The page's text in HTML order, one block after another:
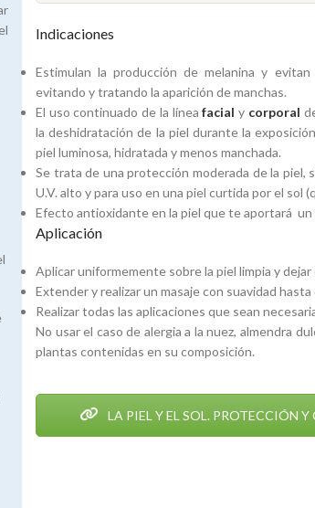
Indicaciones
Estimulan la producción de melanina y
evitando y tratando la aparición de manchas.
El uso continuado de la líneafacial y corporal
la deshidratación de la piel durante la
piel luminosa, hidratada y menos manchada.
Se trata de una protección moderada de la piel,
U.V. alto y para uso en una piel curtida por el sol
Efecto antioxidante en la piel que te aportará
Aplicación
Aplicar uniformemente sobre la piel limpia y dejar
Extender y realizar un masaje con suavidad
Realizar todas las aplicaciones que sean
No usar el caso de alergia a la nuez, almendra
plantas contenidas en su composición.
LA PIEL Y EL SOL. PROTECCIÓN Y